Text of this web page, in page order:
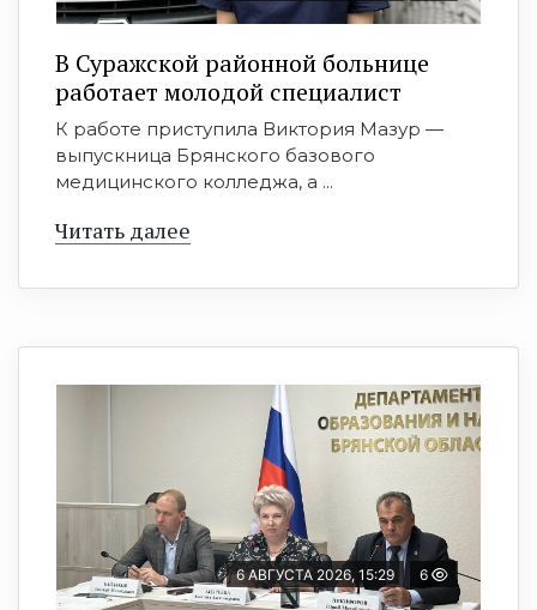
В Суражской районной больнице
работает молодой специалист
К работе приступила Виктория Мазур —
выпускница Брянского базового
медицинского колледжа, а ...
Читать далее
6 АВГУСТА 2026, 15:29 6